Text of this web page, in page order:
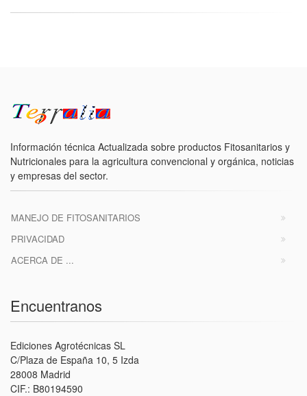
Información técnica Actualizada sobre productos Fitosanitarios y
Nutricionales para la agricultura convencional y orgánica, noticias
y empresas del sector.
MANEJO DE FITOSANITARIOS
PRIVACIDAD
ACERCA DE ...
Encuentranos
Ediciones Agrotécnicas SL
C/Plaza de España 10, 5 Izda
28008 Madrid
CIF.: B80194590